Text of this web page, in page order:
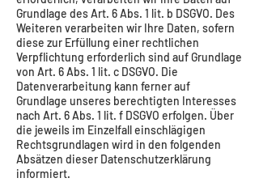
Grundlage des Art. 6 Abs. 1 lit. b DSGVO. Des
Weiteren verarbeiten wir Ihre Daten, sofern
diese zur Erfüllung einer rechtlichen
Verpflichtung erforderlich sind auf Grundlage
von Art. 6 Abs. 1 lit. c DSGVO. Die
Datenverarbeitung kann ferner auf
Grundlage unseres berechtigten Interesses
nach Art. 6 Abs. 1 lit. f DSGVO erfolgen. Über
die jeweils im Einzelfall einschlägigen
Rechtsgrundlagen wird in den folgenden
Absätzen dieser Datenschutzerklärung
informiert.